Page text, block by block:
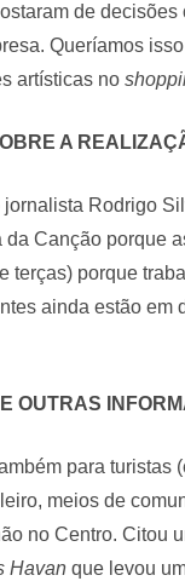
de
Queríamos
artísticas no
A
Rodrigo
Canção porque
porque
ainda estão em
OUTRAS
para turistas
meios de
no Centro. Citou
Havanque levou